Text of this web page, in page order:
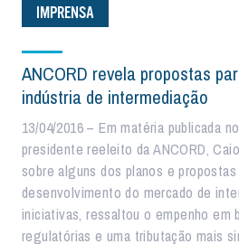
IMPRENSA
ANCORD revela propostas
indústria de intermediação
13/04/2016 – Em matéria publicada
presidente reeleito da ANCORD,
sobre alguns dos planos e
desenvolvimento do mercado de
iniciativas, ressaltou o empenho em
regulatórias e uma tributação mais